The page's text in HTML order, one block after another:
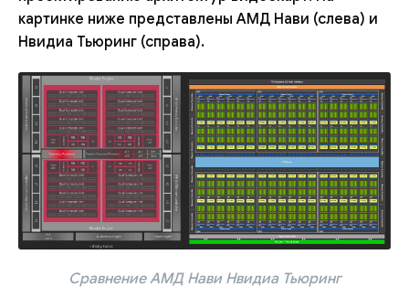
картинке ниже представлены АМД Нави (слева) и
Нвидиа Тьюринг (справа).
Сравнение АМД Нави Нвидиа Тьюринг